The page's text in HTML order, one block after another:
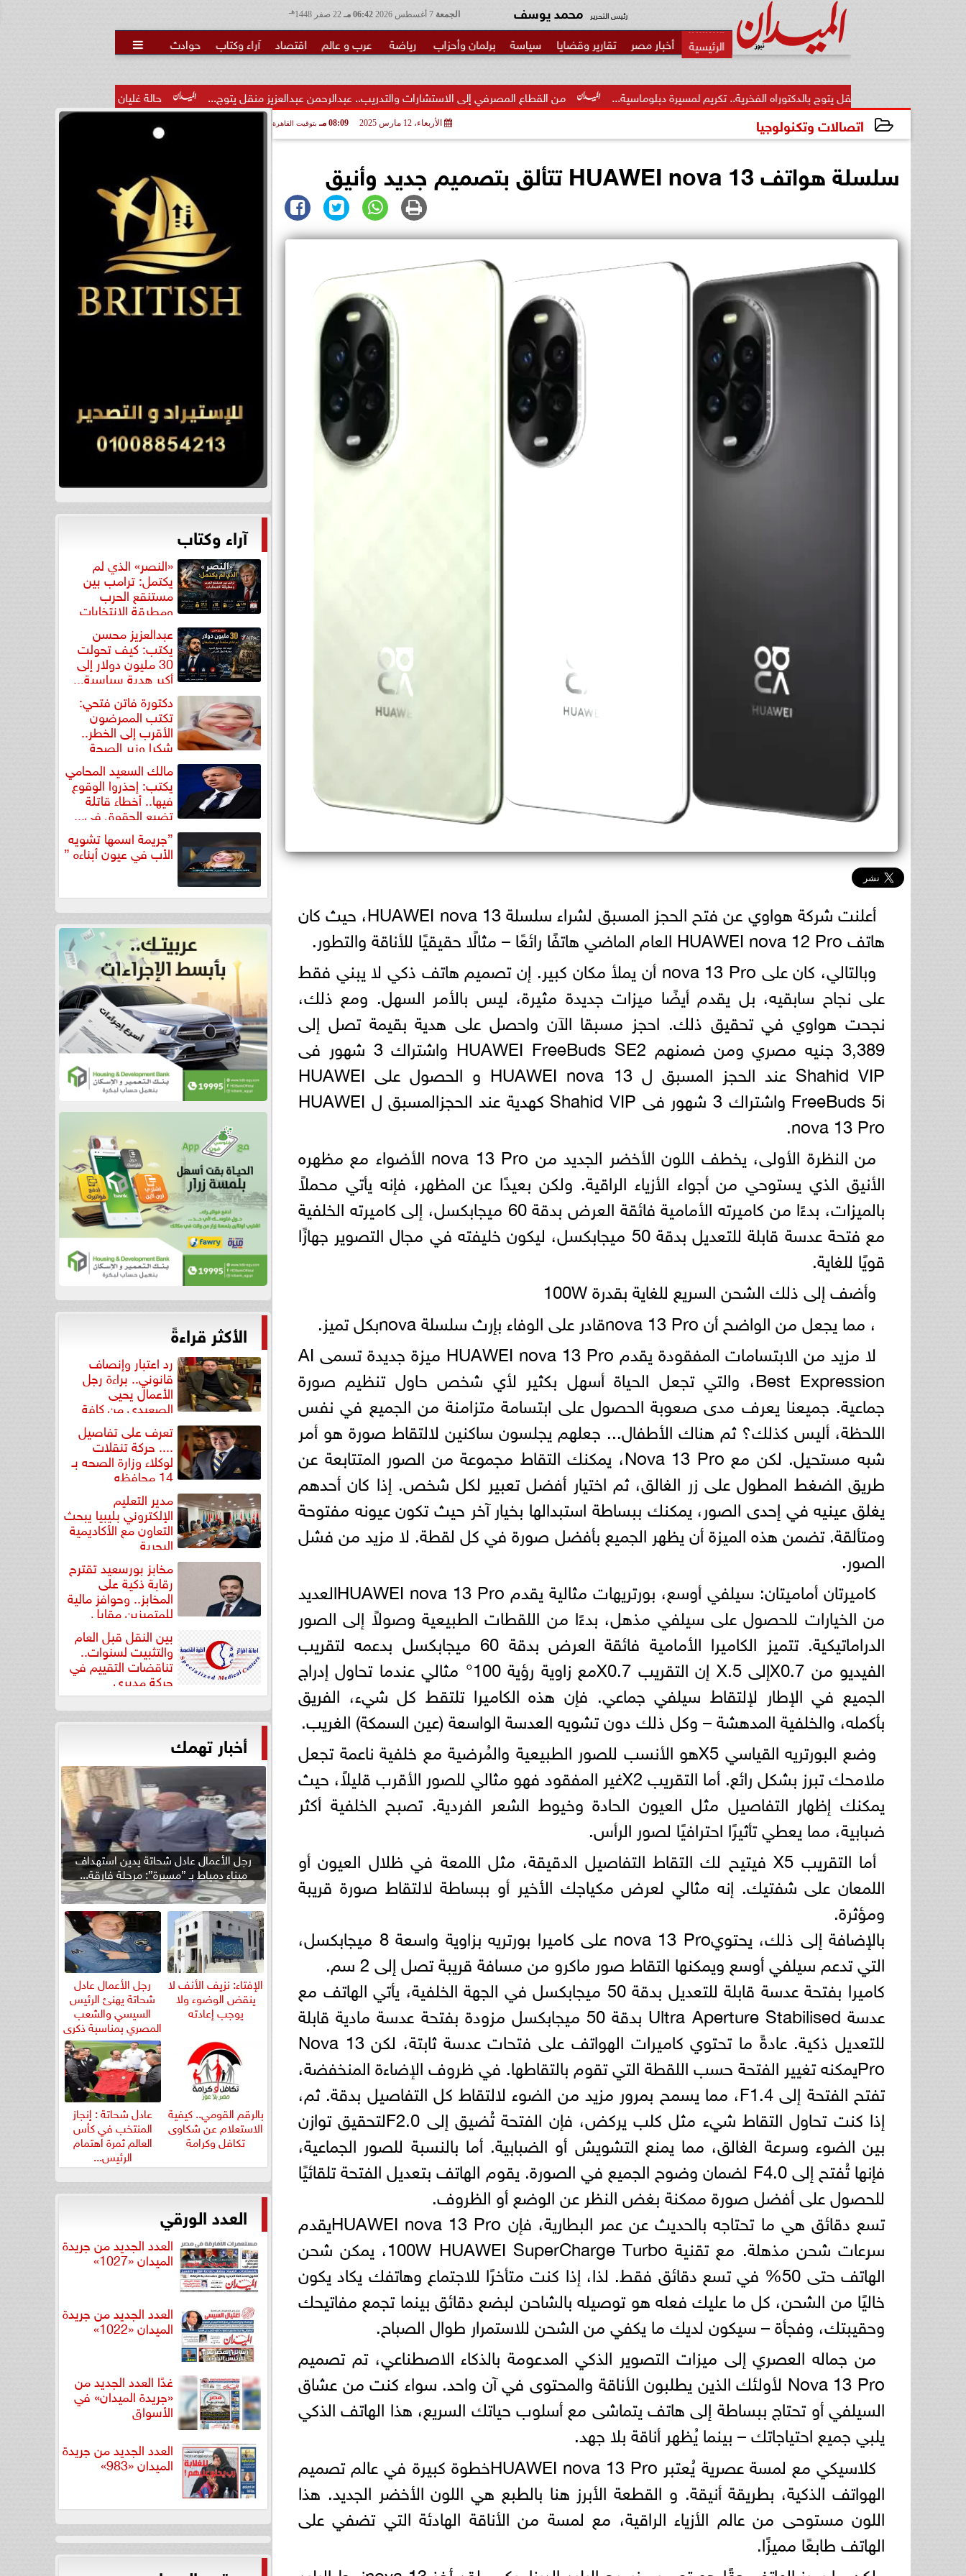
الجمعة 06:42 مـ هـ رئيس التحرير محمد يوسف
أخبار مصر تقارير وقضايا سياسة برلمان وأحزاب رياضة عرب و عالم اقتصاد آراء وكتاب حوادث 
حالة غليان في نادي الشيخ زايد: اتهامات للجنة المؤقتة من القطاع المصرفي إلى الاستشارات والتدريب.. عبدالرحمن عبدالعزيز منقل يتوج... منقل يتوج بالدكتوراه الفخرية.. تكريم لمسيرة دبلوماسية...
اتصالات وتكنولوجيا الأربعاء، 12 مارس 2025 08:09 مـ بتوقيت القاهرة
سلسلة هواتف HUAWEI nova 13 تتألق بتصميم جديد وأنيق
أعلنت شركة هواوي عن فتح الحجز المسبق لشراء سلسلة HUAWEI nova 13، حيث كان
هاتف HUAWEI nova 12 Pro العام الماضي هاتفًا رائعًا – مثالًا حقيقيًا للأناقة والتطور.
وبالتالي، كان على nova 13 Pro أن يملأ مكان كبير. إن تصميم هاتف ذكي لا يبني فقط
على نجاح سابقيه، بل يقدم أيضًا ميزات جديدة مثيرة، ليس بالأمر السهل. ومع ذلك،
نجحت هواوي في تحقيق ذلك. احجز مسبقا الآن واحصل على هدية بقيمة تصل إلى
3,389 جنيه مصري ومن ضمنهم HUAWEI FreeBuds SE2 واشتراك 3 شهور فى
Shahid VIP عند الحجز المسبق ل HUAWEI nova 13 و الحصول على HUAWEI
FreeBuds 5i واشتراك 3 شهور فى Shahid VIP كهدية عند الحجزالمسبق ل HUAWEI
nova 13 Pro.
من النظرة الأولى، يخطف اللون الأخضر الجديد من nova 13 Pro الأضواء مع مظهره
الأنيق الذي يستوحي من أجواء الأزياء الراقية. ولكن بعيدًا عن المظهر، فإنه يأتي محملاً
بالميزات، بدءًا من كاميرته الأمامية فائقة العرض بدقة 60 ميجابكسل، إلى كاميرته الخلفية
مع فتحة عدسة قابلة للتعديل بدقة 50 ميجابكسل، ليكون خليفته في مجال التصوير جهازًا
قويًا للغاية.
وأضف إلى ذلك الشحن السريع للغاية بقدرة 100W
، مما يجعل من الواضح أن nova 13 Proقادر على الوفاء بإرث سلسلة novaبكل تميز.
لا مزيد من الابتسامات المفقودة يقدم HUAWEI nova 13 Pro ميزة جديدة تسمى AI
Best Expression، والتي تجعل الحياة أسهل بكثير لأي شخص حاول تنظيم صورة
جماعية. جميعنا يعرف مدى صعوبة الحصول على ابتسامة متزامنة من الجميع في نفس
اللحظة، أليس كذلك؟ ثم هناك الأطفال... جعلهم يجلسون ساكنين لالتقاط صورة هو أمر
شبه مستحيل. لكن مع Nova 13 Pro، يمكنك التقاط مجموعة من الصور المتتابعة عن
طريق الضغط المطول على زر الغالق، ثم اختيار أفضل تعبير لكل شخص. إذا كان أحدهم
يغلق عينيه في إحدى الصور، يمكنك ببساطة استبدالها بخيار آخر حيث تكون عيونه مفتوحة
ومتألقة. تضمن هذه الميزة أن يظهر الجميع بأفضل صورة في كل لقطة. لا مزيد من فشل
الصور.
كاميرتان أماميتان: سيلفي أوسع، بورتريهات مثالية يقدم HUAWEI nova 13 Proالعديد
من الخيارات للحصول على سيلفي مذهل، بدءًا من اللقطات الطبيعية وصولاً إلى الصور
الدراماتيكية. تتميز الكاميرا الأمامية فائقة العرض بدقة 60 ميجابكسل بدعمه لتقريب
الفيديو من X0.7إلى X.5 إن التقريب X0.7مع زاوية رؤية 100° مثالي عندما تحاول إدراج
الجميع في الإطار لإلتقاط سيلفي جماعي. فإن هذه الكاميرا تلتقط كل شيء، الفريق
بأكمله، والخلفية المدهشة – وكل ذلك دون تشويه العدسة الواسعة (عين السمكة) الغريب.
وضع البورتريه القياسي X5هو الأنسب للصور الطبيعية والمُرضية مع خلفية ناعمة تجعل
ملامحك تبرز بشكل رائع. أما التقريب X2غير المفقود فهو مثالي للصور الأقرب قليلاً، حيث
يمكنك إظهار التفاصيل مثل العيون الحادة وخيوط الشعر الفردية. تصبح الخلفية أكثر
ضبابية، مما يعطي تأثيرًا احترافيًا لصور الرأس.
أما التقريب X5 فيتيح لك التقاط التفاصيل الدقيقة، مثل اللمعة في ظلال العيون أو
اللمعان على شفتيك. إنه مثالي لعرض مكياجك الأخير أو ببساطة لالتقاط صورة قريبة
ومؤثرة.
بالإضافة إلى ذلك، يحتويnova 13 Pro على كاميرا بورتريه بزاوية واسعة 8 ميجابكسل،
التي تدعم سيلفي أوسع ويمكنها التقاط صور ماكرو من مسافة قريبة تصل إلى 2 سم.
كاميرا بفتحة عدسة قابلة للتعديل بدقة 50 ميجابكسل في الجهة الخلفية، يأتي الهاتف مع
عدسة Ultra Aperture Stabilised بدقة 50 ميجابكسل مزودة بفتحة عدسة مادية قابلة
للتعديل ذكية. عادةً ما تحتوي كاميرات الهواتف على فتحات عدسة ثابتة، لكن Nova 13
Proيمكنه تغيير الفتحة حسب اللقطة التي تقوم بالتقاطها. في ظروف الإضاءة المنخفضة،
تفتح الفتحة إلى F1.4، مما يسمح بمرور مزيد من الضوء لالتقاط كل التفاصيل بدقة. ثم،
إذا كنت تحاول التقاط شيء مثل كلب يركض، فإن الفتحة تُضيق إلى F2.0لتحقيق توازن
بين الضوء وسرعة الغالق، مما يمنع التشويش أو الضبابية. أما بالنسبة للصور الجماعية،
فإنها تُفتح إلى F4.0 لضمان وضوح الجميع في الصورة. يقوم الهاتف بتعديل الفتحة تلقائيًا
للحصول على أفضل صورة ممكنة بغض النظر عن الوضع أو الظروف.
تسع دقائق هي ما تحتاجه بالحديث عن عمر البطارية، فإن HUAWEI nova 13 Proيقدم
سرعات شحن مذهلة. مع تقنية 100W HUAWEI SuperCharge Turbo، يمكن شحن
الهاتف حتى 50% في تسع دقائق فقط. لذا، إذا كنت متأخرًا للاجتماع وهاتفك يكاد يكون
خاليًا من الشحن، كل ما عليك فعله هو توصيله بالشاحن لبضع دقائق بينما تجمع مفاتيحك
وحقيبتك، وفجأة – سيكون لديك ما يكفي من الشحن للاستمرار طوال الصباح.
من جماله العصري إلى ميزات التصوير الذكي المدعومة بالذكاء الاصطناعي، تم تصميم
Nova 13 Pro لأولئك الذين يطلبون الأناقة والمحتوى في آن واحد. سواء كنت من عشاق
السيلفي أو تحتاج ببساطة إلى هاتف يتماشى مع أسلوب حياتك السريع، هذا الهاتف الذكي
يلبي جميع احتياجاتك – بينما يُظهر أناقة بلا جهد.
كلاسيكي مع لمسة عصرية يُعتبر HUAWEI nova 13 Proخطوة كبيرة في عالم تصميم
الهواتف الذكية، بطريقة أنيقة. و القطعة الأبرز هنا بالطبع هي اللون الأخضر الجديد. هذا
اللون مستوحى من عالم الأزياء الراقية، مع لمسة من الأناقة الهادئة التي تضفي على
الهاتف طابعًا مميزًا.
آراء وكتاب
«النصر» الذي لم
يكتمل: ترامب بين
مستنقع الحرب
ومطرقة الانتخابات
عبدالعزيز محسن
يكتب: كيف تحولت
30 مليون دولار إلى
أكبر هدية سياسية...
دكتورة فاتن فتحي:
تكتب الممرضون
الأقرب إلى الخطر..
شكرا وزير الصحة
لتكريم... مالك السعيد المحامي
يكتب: إحذروا الوقوع
فيها.. أخطاء قاتلة
تضيع الحقوق في...
”جريمة اسمها تشويه
الأب في عيون أبناءه ”
الأكثر قراءةً
رد اعتبار وإنصاف
قانوني.. براءة رجل
الأعمال يحيى
الصعيدي من كافة
التهم... تعرف على تفاصيل
.... حركة تنقلات
لوكلاء وزارة الصحه بـ
14 محافظه
مدير التعليم
الإلكتروني بليبيا يبحث
التعاون مع الأكاديمية
البحرية
مخابز بورسعيد تقترح
رقابة ذكية على
المخابز.. وحوافز مالية
للمتميزين مقابل
بين النقل قبل العام
والتثبيت لسنوات..
تناقضات التقييم في
حركة مديري
”مستشفيات...
أخبار تهمك
رجل الأعمال عادل شحاتة يدين استهداف
ميناء دمياط بـ ”مسيرة”: مرحلة فارقة...
الإفتاء: نزيف الأنف لا
ينقض الوضوء ولا
يوجب إعادته
رجل الأعمال عادل
شحاتة يهنئ الرئيس
السيسي والشعب
المصري بمناسبة ذكرى
ثورة...
بالرقم القومي.. كيفية
الاستعلام عن شكاوى
تكافل وكرامة
عادل شحاتة : إنجاز
المنتخب في كأس
العالم ثمرة اهتمام
الرئيس...
العدد الورقي
العدد الجديد من جريدة
الميدان «1027»
العدد الجديد من جريدة
الميدان «1022»
غدًا العدد الجديد من
«جريدة الميدان» في
الأسواق
العدد الجديد من جريدة
الميدان «983»